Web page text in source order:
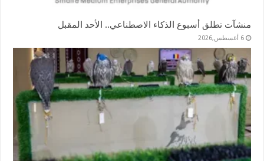
منشآت تطلق أسبوع الذكاء الاصطناعي.. الأحد المقبل
6 أغسطس,2026